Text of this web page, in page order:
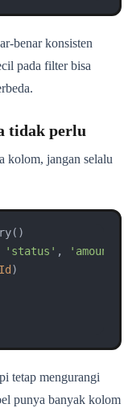
benar konsisten
pada filter bisa
tidak perlu
kolom, jangan selalu
'status' , 'amount'
)
tetap mengurangi
punya banyak kolom